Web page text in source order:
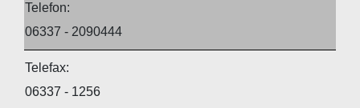
Telefon:
06337 - 2090444
Telefax:
06337 - 1256